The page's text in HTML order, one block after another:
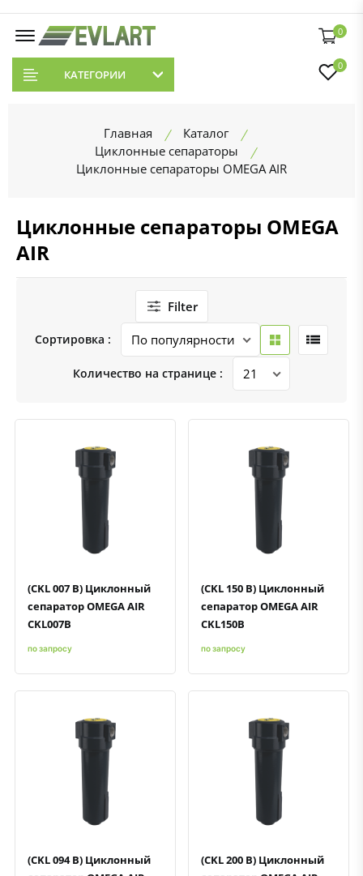
0
КАТЕГОРИИ
0
Главная
Каталог
Циклонные сепараторы
Циклонные сепараторы OMEGA AIR
Циклонные сепараторы OMEGA
AIR
Filter
Сортировка :
Количество на странице :
Быстрый просмотрДобавить к сравнению
(CKL 007 B) Циклонный
сепаратор OMEGA AIR
CKL007B
по запросу
Быстрый просмотрДобавить к сравнению
(CKL 150 B) Циклонный
сепаратор OMEGA AIR
CKL150B
по запросу
Быстрый просмотрДобавить к сравнению
(CKL 094 B) Циклонный
Быстрый просмотрДобавить к сравнению
(CKL 200 B) Циклонный